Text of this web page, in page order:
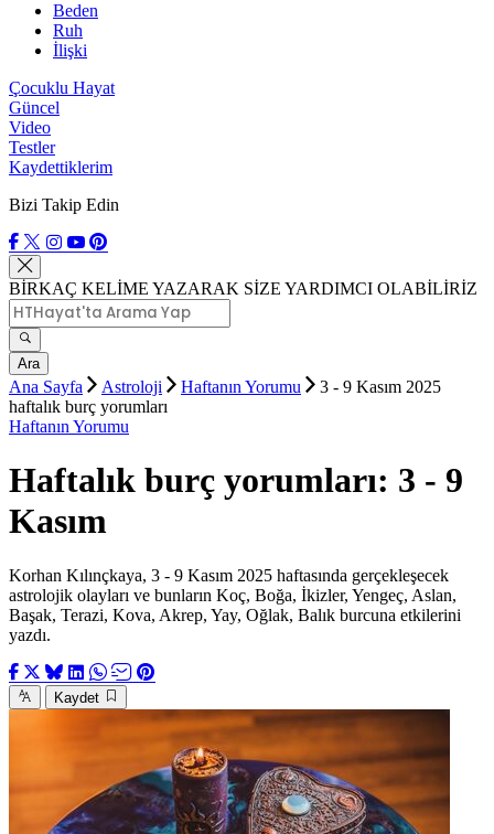
Beden
Ruh
İlişki
Çocuklu Hayat
Güncel
Video
Testler
Kaydettiklerim
Bizi Takip Edin
BİRKAÇ KELİME YAZARAK SİZE YARDIMCI OLABİLİRİZ
Ara
Ana Sayfa Astroloji Haftanın Yorumu
3 - 9 Kasım 2025
haftalık burç yorumları
Haftanın Yorumu
Haftalık burç yorumları: 3 - 9
Kasım
Korhan Kılınçkaya, 3 - 9 Kasım 2025 haftasında gerçekleşecek
astrolojik olayları ve bunların Koç, Boğa, İkizler, Yengeç, Aslan,
Başak, Terazi, Kova, Akrep, Yay, Oğlak, Balık burcuna etkilerini
yazdı.
Kaydet